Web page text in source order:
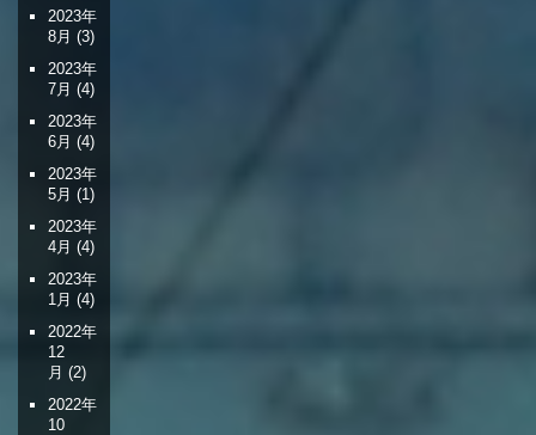
2023年
8月 (3)
2023年
7月 (4)
2023年
6月 (4)
2023年
5月 (1)
2023年
4月 (4)
2023年
1月 (4)
2022年
12
月 (2)
2022年
10